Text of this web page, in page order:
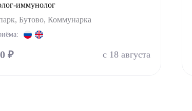
иммунолог
Бутово, Коммунарка
₽ с 18 августа